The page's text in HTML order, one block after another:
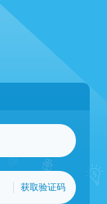
获取验证码